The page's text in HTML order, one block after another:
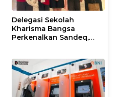
Delegasi Sekolah
Kharisma Bangsa
Perkenalkan Sandeq,
STEAM Olympiad 2026 di
Roma